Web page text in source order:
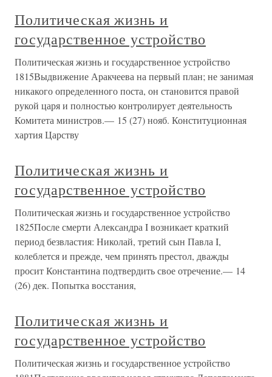
Политическая жизнь и
государственное устройство
Политическая жизнь и государственное устройство
1815Выдвижение Аракчеева на первый план; не занимая
никакого определенного поста, он становится правой
рукой царя и полностью контролирует деятельность
Комитета министров.— 15 (27) нояб. Конституционная
хартия Царству
Политическая жизнь и
государственное устройство
Политическая жизнь и государственное устройство
1825После смерти Александра I возникает краткий
период безвластия: Николай, третий сын Павла I,
колеблется и прежде, чем принять престол, дважды
просит Константина подтвердить свое отречение.— 14
(26) дек. Попытка восстания,
Политическая жизнь и
государственное устройство
Политическая жизнь и государственное устройство